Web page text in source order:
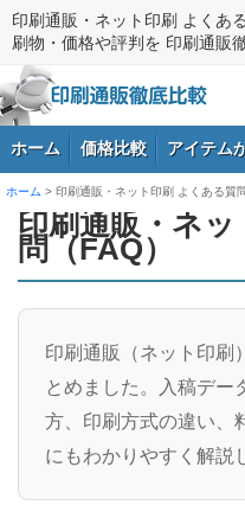
印刷通販・ネット印刷 よくあ
刷物・価格や評判を 印刷通販
ホーム 価格比較 アイテム
ログイン
ホーム > 印刷通販・ネット印刷 よくある質
印刷通販・ネ
問（FAQ）
印刷通販（ネット印刷
とめました。入稿デー
方、印刷方式の違い、
にもわかりやすく解説